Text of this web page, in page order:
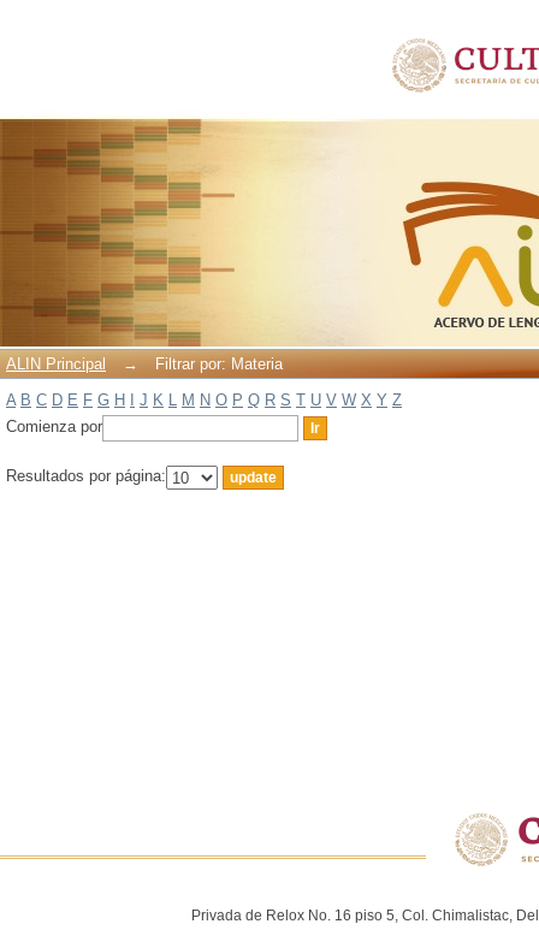
ALIN Principal →
Filtrar por: Materia
A B C D E F G H J K L M N O P Q R S T U V W X Y Z
Comienza por
Resultados por página:
Privada de Relox No. 16 piso 5, Col. Chimalistac,